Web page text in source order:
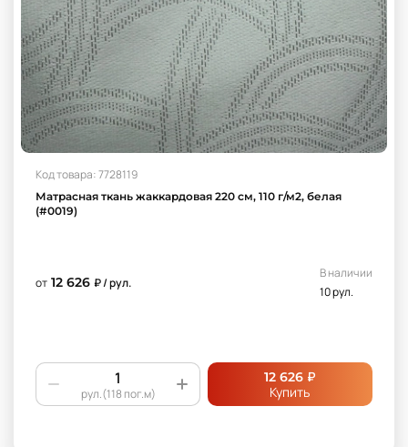
Код товара: 7728119
Матрасная ткань жаккардовая 220 см, 110 г/м2, белая
(#0019)
от 12 626 ₽ / рул.
В наличии
10 рул.
рул.(118 пог.м)
12 626 ₽
Купить